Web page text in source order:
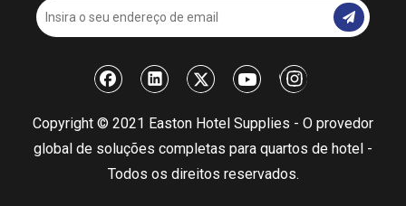
Copyright © 2021 Easton Hotel Supplies - O provedor
global de soluções completas para quartos de hotel -
Todos os direitos reservados.